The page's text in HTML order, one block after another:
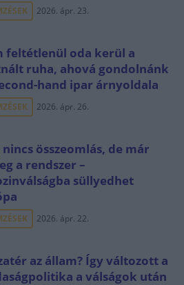
2026. ápr. 23.
feltétlenül oda kerül a
ruha, ahová gondolnánk
hand ipar árnyoldala
2026. ápr. 26.
nincs összeomlás, de már
a rendszer –
süllyedhet
2026. ápr. 22.
az állam? Így változott a
a válságok után